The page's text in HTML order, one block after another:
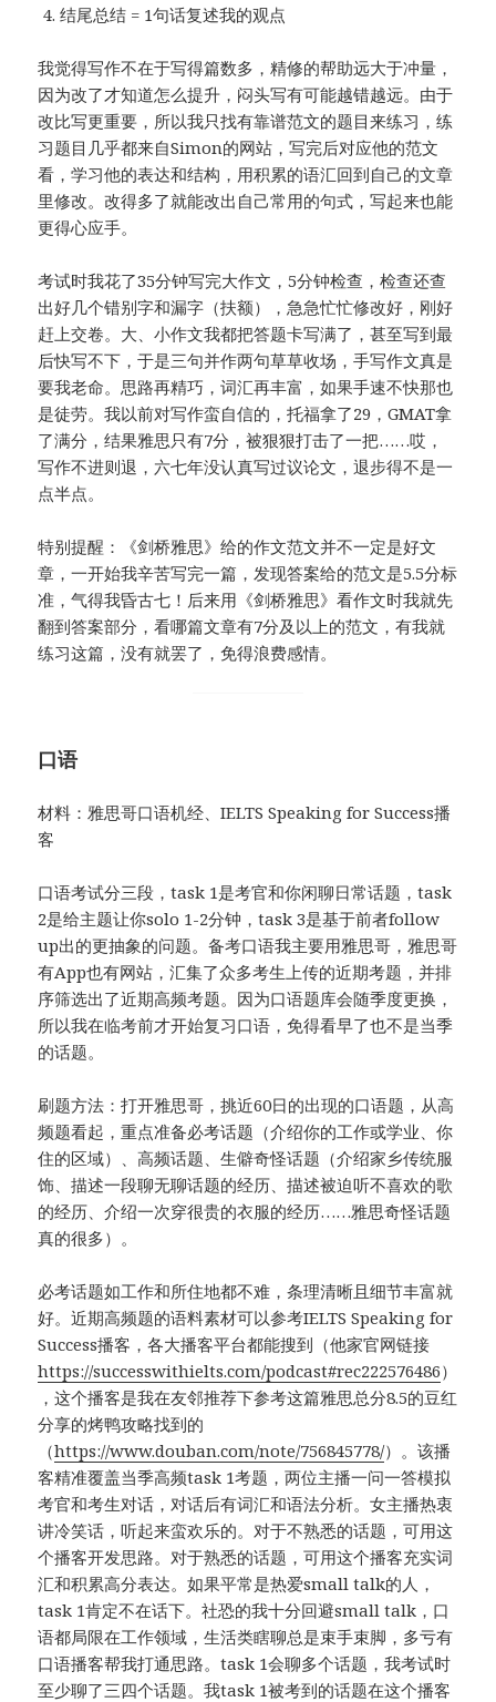
结尾总结 = 1句话复述我的观点
我觉得写作不在于写得篇数多，精修的帮助远大于冲量，
因为改了才知道怎么提升，闷头写有可能越错越远。由于
改比写更重要，所以我只找有靠谱范文的题目来练习，练
习题目几乎都来自Simon的网站，写完后对应他的范文
看，学习他的表达和结构，用积累的语汇回到自己的文章
里修改。改得多了就能改出自己常用的句式，写起来也能
更得心应手。
考试时我花了35分钟写完大作文，5分钟检查，检查还查
出好几个错别字和漏字（扶额），急急忙忙修改好，刚好
赶上交卷。大、小作文我都把答题卡写满了，甚至写到最
后快写不下，于是三句并作两句草草收场，手写作文真是
要我老命。思路再精巧，词汇再丰富，如果手速不快那也
是徒劳。我以前对写作蛮自信的，托福拿了29，GMAT拿
了满分，结果雅思只有7分，被狠狠打击了一把……哎，
写作不进则退，六七年没认真写过议论文，退步得不是一
点半点。
特别提醒：《剑桥雅思》给的作文范文并不一定是好文
章，一开始我辛苦写完一篇，发现答案给的范文是5.5分标
准，气得我昏古七！后来用《剑桥雅思》看作文时我就先
翻到答案部分，看哪篇文章有7分及以上的范文，有我就
练习这篇，没有就罢了，免得浪费感情。
口语
材料：雅思哥口语机经、IELTS Speaking for Success播
客
口语考试分三段，task 1是考官和你闲聊日常话题，task
2是给主题让你solo 1-2分钟，task 3是基于前者follow
up出的更抽象的问题。备考口语我主要用雅思哥，雅思哥
有App也有网站，汇集了众多考生上传的近期考题，并排
序筛选出了近期高频考题。因为口语题库会随季度更换，
所以我在临考前才开始复习口语，免得看早了也不是当季
的话题。
刷题方法：打开雅思哥，挑近60日的出现的口语题，从高
频题看起，重点准备必考话题（介绍你的工作或学业、你
住的区域）、高频话题、生僻奇怪话题（介绍家乡传统服
饰、描述一段聊无聊话题的经历、描述被迫听不喜欢的歌
的经历、介绍一次穿很贵的衣服的经历……雅思奇怪话题
真的很多）。
必考话题如工作和所住地都不难，条理清晰且细节丰富就
好。近期高频题的语料素材可以参考IELTS Speaking for
Success播客，各大播客平台都能搜到（他家官网链接
https://successwithielts.com/podcast#rec222576486）
，这个播客是我在友邻推荐下参考这篇雅思总分8.5的豆红
分享的烤鸭攻略找到的
（https://www.douban.com/note/756845778/）。该播
客精准覆盖当季高频task 1考题，两位主播一问一答模拟
考官和考生对话，对话后有词汇和语法分析。女主播热衷
讲冷笑话，听起来蛮欢乐的。对于不熟悉的话题，可用这
个播客开发思路。对于熟悉的话题，可用这个播客充实词
汇和积累高分表达。如果平常是热爱small talk的人，
task 1肯定不在话下。社恐的我十分回避small talk，口
语都局限在工作领域，生活类瞎聊总是束手束脚，多亏有
口语播客帮我打通思路。task 1会聊多个话题，我考试时
至少聊了三四个话题。我task 1被考到的话题在这个播客